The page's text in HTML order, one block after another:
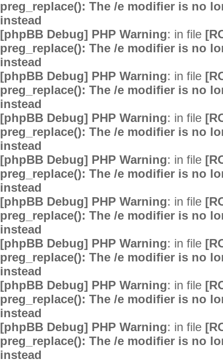
preg_replace(): The /e modifier is no
instead
[phpBB Debug] PHP Warning: in file
preg_replace(): The /e modifier is no
instead
[phpBB Debug] PHP Warning: in file
preg_replace(): The /e modifier is no
instead
[phpBB Debug] PHP Warning: in file
preg_replace(): The /e modifier is no
instead
[phpBB Debug] PHP Warning: in file
preg_replace(): The /e modifier is no
instead
[phpBB Debug] PHP Warning: in file
preg_replace(): The /e modifier is no
instead
[phpBB Debug] PHP Warning: in file
preg_replace(): The /e modifier is no
instead
[phpBB Debug] PHP Warning: in file
preg_replace(): The /e modifier is no
instead
[phpBB Debug] PHP Warning: in file
preg_replace(): The /e modifier is no
instead